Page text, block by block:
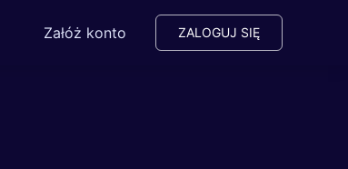
Załóż konto ZALOGUJ SIĘ